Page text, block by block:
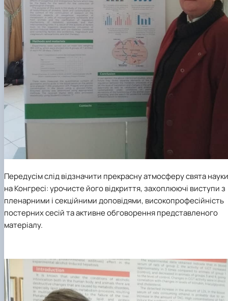
Передусім слід відзначити прекрасну атмосферу свята науки
на Конгресі: урочисте його відкриття, захоплюючі виступи з
пленарними і секційними доповідями, високопрофесійність
постерних сесій та активне обговорення представленого
матеріалу.